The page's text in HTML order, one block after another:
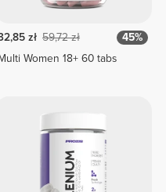
zł 59,72 zł
45%
Women 18+ 60 tabs